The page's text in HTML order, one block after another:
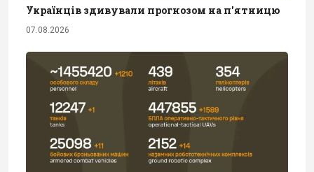
Українців здивували прогнозом на п'ятницю
07.08.2026